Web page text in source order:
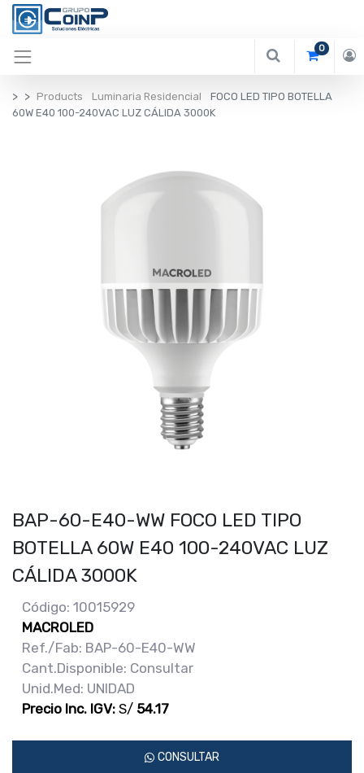
0
Products Luminaria Residencial
FOCO LED TIPO BOTELLA
60W E40 100-240VAC LUZ CÁLIDA 3000K
BAP-60-E40-WW FOCO LED TIPO
BOTELLA 60W E40 100-240VAC LUZ
CÁLIDA 3000K
Código: 10015929
MACROLED
Ref./Fab: BAP-60-E40-WW
Cant.Disponible: Consultar
Unid.Med: UNIDAD
Precio Inc. IGV: S/ 54.17
CONSULTAR